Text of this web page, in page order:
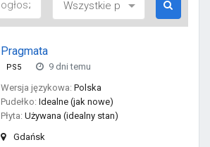
Pragmata
PS5
9 dni temu
Wersja językowa: Polska
Pudełko: Idealne (jak nowe)
Płyta: Używana (idealny stan)
Gdańsk